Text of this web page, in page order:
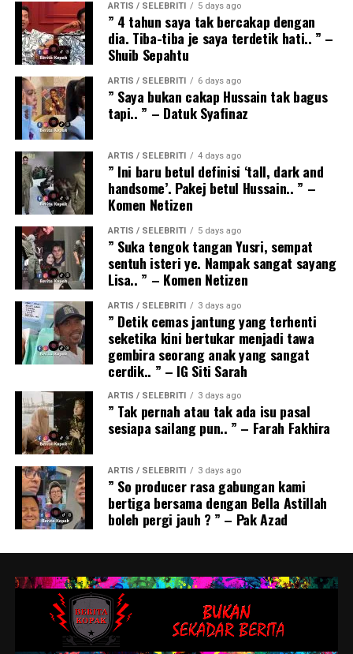
ARTIS / SELEBRITI 5 days ago
” 4 tahun saya tak bercakap dengan
dia. Tiba-tiba je saya terdetik hati.. ” –
Shuib Sepahtu
ARTIS / SELEBRITI 6 days ago
” Saya bukan cakap Hussain tak bagus
tapi.. ” – Datuk Syafinaz
ARTIS / SELEBRITI 4 days ago
” Ini baru betul definisi ‘tall, dark and
handsome’. Pakej betul Hussain.. ” –
Komen Netizen
ARTIS / SELEBRITI 5 days ago
” Suka tengok tangan Yusri, sempat
sentuh isteri ye. Nampak sangat sayang
Lisa.. ” – Komen Netizen
ARTIS / SELEBRITI 3 days ago
” Detik cemas jantung yang terhenti
seketika kini bertukar menjadi tawa
gembira seorang anak yang sangat
cerdik.. ” – IG Siti Sarah
ARTIS / SELEBRITI 3 days ago
” Tak pernah atau tak ada isu pasal
sesiapa sailang pun.. ” – Farah Fakhira
ARTIS / SELEBRITI 3 days ago
” So producer rasa gabungan kami
bertiga bersama dengan Bella Astillah
boleh pergi jauh ? ” – Pak Azad